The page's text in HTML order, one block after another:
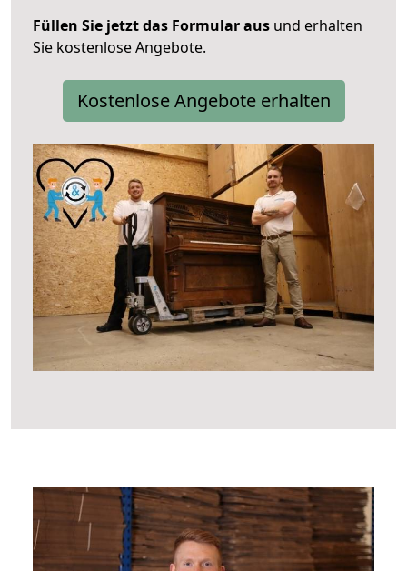
Füllen Sie jetzt das Formular aus und erhalten
Sie kostenlose Angebote.
Kostenlose Angebote erhalten